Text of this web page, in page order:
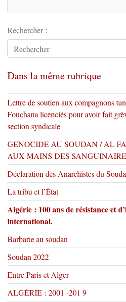
Rechercher :
Dans la même rubrique
Lettre de soutien aux compagnons
Fouchana licenciés pour avoir fait
section syndicale
GENOCIDE AU SOUDAN / AL
AUX MAINS DES
Déclaration des Anarchistes du
La tribu et l’État
Algérie : 100 ans de résistance et
international.
Barbarie au soudan
Soudan 2022
Entre Paris et Alger
ALGÉRIE : 2001 -201 9